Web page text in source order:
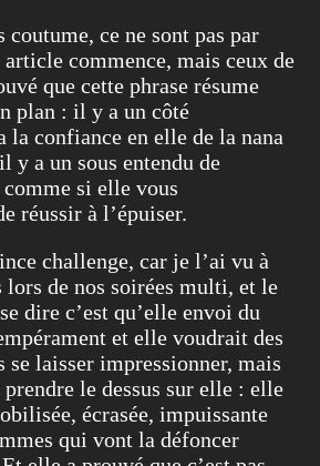
coutume, ce ne sont pas par
commence, mais ceux de
que cette phrase résume
plan : il y a un côté
la confiance en elle de la nana
y a un sous entendu de
si elle vous
réussir à l’épuiser.
challenge, car je l’ai vu à
lors de nos soirées multi, et le
dire c’est qu’elle envoi du
et elle voudrait des
se laisser impressionner, mais
le dessus sur elle : elle
écrasée, impuissante
qui vont la défoncer